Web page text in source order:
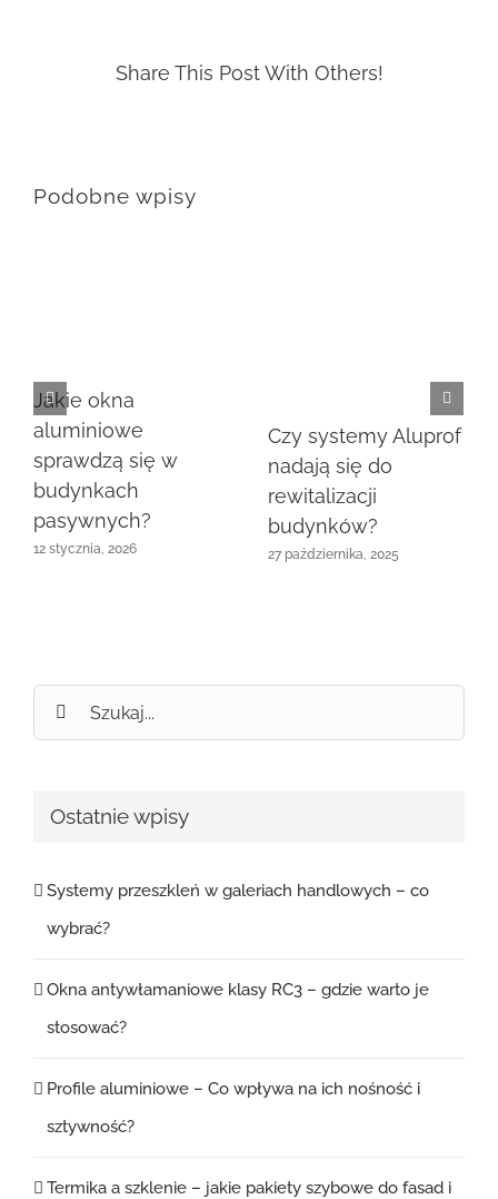
Share This Post With Others!
Podobne wpisy
Jakie okna
aluminiowe
sprawdzą się w
budynkach
pasywnych?
12 stycznia, 2026
Czy systemy Aluprof
nadają się do
rewitalizacji
budynków?
27 października, 2025
Szukaj
Ostatnie wpisy
Systemy przeszkleń w galeriach handlowych – co
wybrać?
Okna antywłamaniowe klasy RC3 – gdzie warto je
stosować?
Profile aluminiowe – Co wpływa na ich nośność i
sztywność?
Termika a szklenie – jakie pakiety szybowe do fasad i